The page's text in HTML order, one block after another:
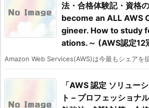
法・合格体験記・資格
become an ALL AWS
gineer. How to study
ations.～ (AWS認定12
Amazon Web Services(AWS)は今最もシェアを
「AWS 認定 ソリュー
ト – プロフェッショナ